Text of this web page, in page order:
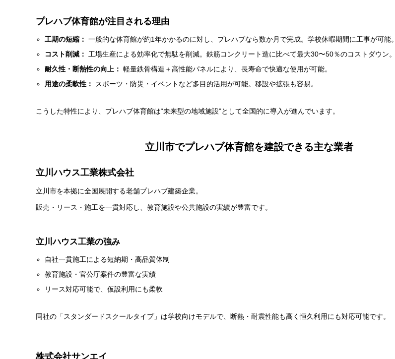
プレハブ体育館が注目される理由
工期の短縮： 一般的な体育館が約1年かかるのに対し、プレハブなら数か月で完成。学校休暇期間に工事が可能。
コスト削減：
工場生産による効率化で無駄を削減。鉄筋コンクリート造に比べて最大30〜50％のコストダウン。
耐久性・断熱性の向上： 軽量鉄骨構造＋高性能パネルにより、長寿命で快適な使用が可能。
用途の柔軟性：
スポーツ・防災・イベントなど多目的活用が可能。移設や拡張も容易。
こうした特性により、プレハブ体育館は“未来型の地域施設”として全国的に導入が進んでいます。
立川市でプレハブ体育館を建設できる主な業者
立川ハウス工業株式会社
立川市を本拠に全国展開する老舗プレハブ建築企業。
販売・リース・施工を一貫対応し、教育施設や公共施設の実績が豊富です。
立川ハウス工業の強み
自社一貫施工による短納期・高品質体制
教育施設・官公庁案件の豊富な実績
リース対応可能で、仮設利用にも柔軟
同社の「スタンダードスクールタイプ」は学校向けモデルで、断熱・耐震性能も高く恒久利用にも対応可能です。
株式会社サンエイ